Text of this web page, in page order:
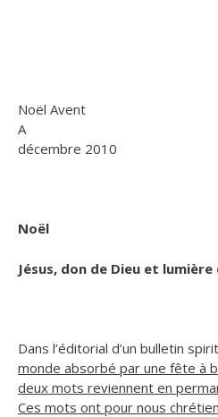
Noël Avent
A
décembre 2010
Noël
Jésus, don de Dieu et lumière
Dans l’éditorial d’un bulletin
monde absorbé par une fête à
deux mots reviennent en
Ces mots ont pour nous